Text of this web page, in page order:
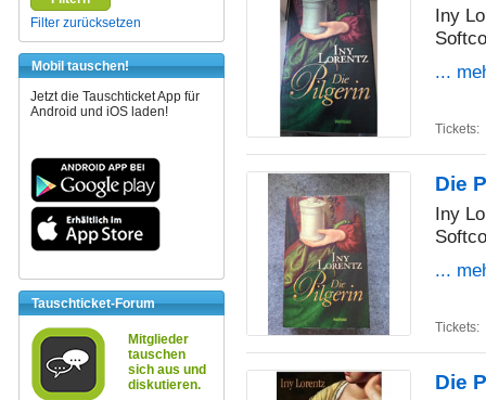
Filter zurücksetzen
Mobil tauschen!
Jetzt die Tauschticket App für
Android und iOS laden!
Tauschticket-Forum
Mitglieder
tauschen
sich aus und
diskutieren.
Iny
...
Tickets:
Die
Iny
...
Tickets:
Die